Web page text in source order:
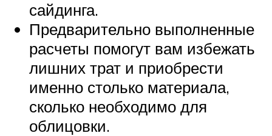
сайдинга.
Предварительно выполненные
расчеты помогут вам избежать
лишних трат и приобрести
именно столько материала,
сколько необходимо для
облицовки.